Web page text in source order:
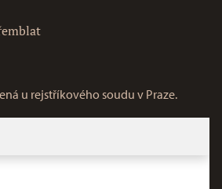
u rejstříkového soudu v Praze.